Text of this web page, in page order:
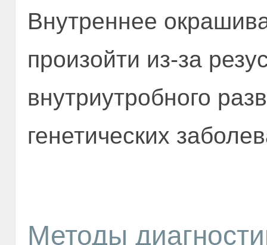
Внутреннее
произойти из-за
внутриутробного
генетических
Методы